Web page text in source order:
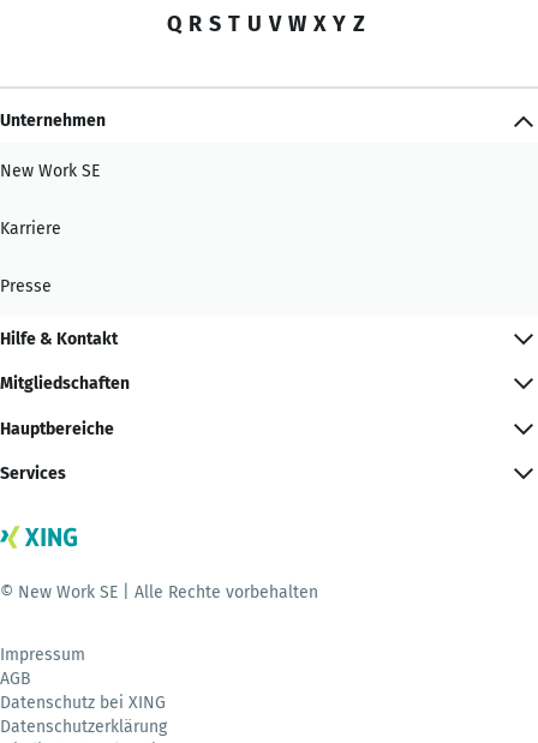
Q R S T U V W X Y Z
Unternehmen
New Work SE
Karriere
Presse
Hilfe & Kontakt
Mitgliedschaften
Hauptbereiche
Services
© New Work SE | Alle Rechte vorbehalten
Impressum
AGB
Datenschutz bei XING
Datenschutzerklärung